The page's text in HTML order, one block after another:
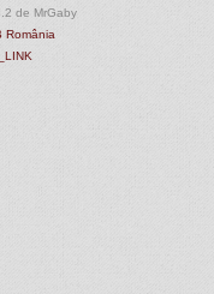
de MrGaby
România